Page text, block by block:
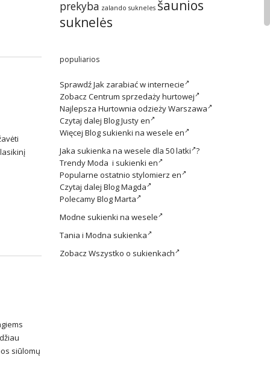
siūlomų
prekyba zalando sukneles šaunios
suknelės
populiarios
SprawdźJak zarabiać w internecie
Zobacz Centrum sprzedaży hurtowej
Najlepsza Hurtownia odzieży Warszawa
Czytaj dalej Blog Justy en
Więcej Blog sukienki na wesele en
Jaka sukienka na wesele dla 50 latki ?
TrendyModa i sukienki en
Popularne ostatnio stylomierz en
Czytaj dalej Blog Magda
PolecamyBlog Marta
Modne sukienki na wesele
Tania i Modna sukienka
Zobacz Wszystko o sukienkach